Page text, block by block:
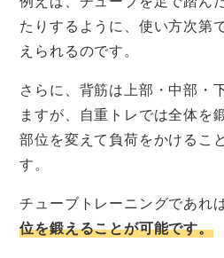
たりするように、使い方次第
えられるのです。
さらに、背筋は上部・中部・
ますが、自重トレでは全体を
部位を変えて負荷をかけるこ
す。
チューブトレーニングであれ
位を鍛えることが可能です。